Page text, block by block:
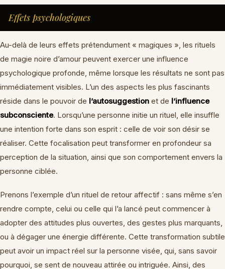
Effets psychologiques
Au-delà de leurs effets prétendument « magiques », les rituels
de magie noire d’amour peuvent exercer une influence
psychologique profonde, même lorsque les résultats ne sont pas
immédiatement visibles. L’un des aspects les plus fascinants
réside dans le pouvoir de l’autosuggestion et de l’influence
subconsciente. Lorsqu’une personne initie un rituel, elle insuffle
une intention forte dans son esprit : celle de voir son désir se
réaliser. Cette focalisation peut transformer en profondeur sa
perception de la situation, ainsi que son comportement envers la
personne ciblée.
Prenons l’exemple d’un rituel de retour affectif : sans même s’en
rendre compte, celui ou celle qui l’a lancé peut commencer à
adopter des attitudes plus ouvertes, des gestes plus marquants,
ou à dégager une énergie différente. Cette transformation subtile
peut avoir un impact réel sur la personne visée, qui, sans savoir
pourquoi, se sent de nouveau attirée ou intriguée. Ainsi, des